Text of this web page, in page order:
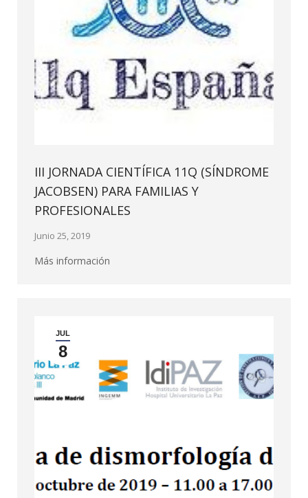
III JORNADA CIENTÍFICA 11Q (SÍNDROME
JACOBSEN) PARA FAMILIAS Y
PROFESIONALES
Junio 25, 2019
Más información
JUL
8